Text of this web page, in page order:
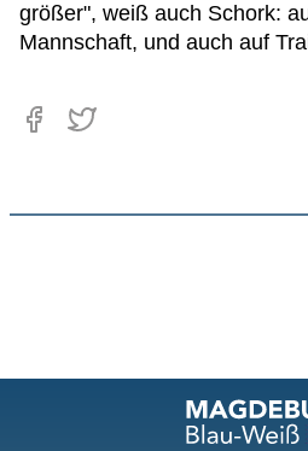
größer", weiß auch Schork:
Mannschaft, und auch auf